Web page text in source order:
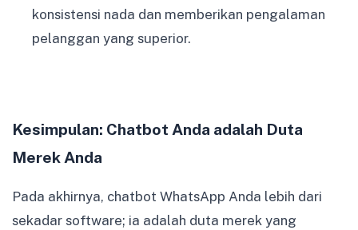
konsistensi nada dan memberikan pengalaman
pelanggan yang superior.
Kesimpulan: Chatbot Anda adalah Duta
Merek Anda
Pada akhirnya, chatbot WhatsApp Anda lebih dari
sekadar software; ia adalah duta merek yang